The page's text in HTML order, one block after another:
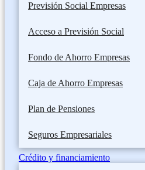
Previsión Social Empresas
Acceso a Previsión Social
Fondo de Ahorro Empresas
Caja de Ahorro Empresas
Plan de Pensiones
Seguros Empresariales
Crédito y financiamiento